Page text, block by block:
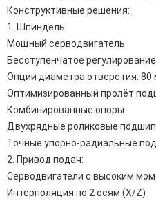
Конструктивные решения:
1. Шпиндель:
Мощный серводвигатель
Бесступенчатое
Опции диаметра отверстия:
Оптимизированный пролёт
Комбинированные опоры:
Двухрядные роликовые
Точные упорно-радиальные
2. Привод подач:
Серводвигатели с высоким
Интерполяция по 2 осям (X/Z)